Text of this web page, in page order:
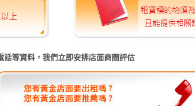
等資料，我們立即安排店面商圈評估